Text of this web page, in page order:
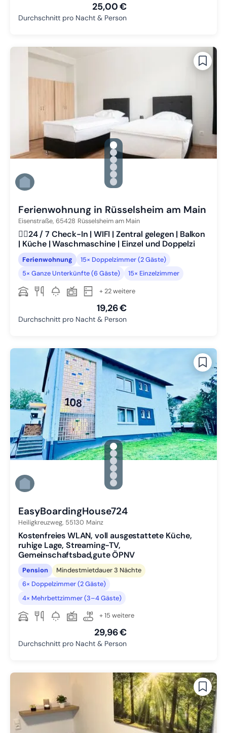
25,00 €
Durchschnitt pro Nacht & Person
gallery.slide_selector
Zu Slide 1 wechseln
Zu Slide 2 wechseln
Zu Slide 3 wechseln
Zu Slide 4 wechseln
Zu Slide 5 wechseln
Zu Slide 6 wechseln
Ferienwohnung in Rüsselsheim am Main
Eisenstraße, 65428 Rüsselsheim am Main
👷‍♂️24 / 7 Check-In | WIFI | Zentral gelegen | Balkon
| Küche | Waschmaschine | Einzel und Doppelzi
Ferienwohnung
15× Doppelzimmer (2 Gäste)
5× Ganze Unterkünfte (6 Gäste)
15× Einzelzimmer
+ 22 weitere
19,26 €
Durchschnitt pro Nacht & Person
gallery.slide_selector
Zu Slide 1 wechseln
Zu Slide 2 wechseln
Zu Slide 3 wechseln
Zu Slide 4 wechseln
Zu Slide 5 wechseln
Zu Slide 6 wechseln
EasyBoardingHouse724
Heiligkreuzweg, 55130 Mainz
Kostenfreies WLAN, voll ausgestattete Küche,
ruhige Lage, Streaming-TV,
Gemeinschaftsbad,gute ÖPNV
Pension
Mindestmietdauer 3 Nächte
6× Doppelzimmer (2 Gäste)
4× Mehrbettzimmer (3–4 Gäste)
+ 15 weitere
29,96 €
Durchschnitt pro Nacht & Person